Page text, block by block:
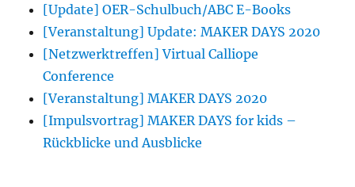
der
TU
[Update] OER-Schulbuch/ABC E-Books
[Veranstaltung] Update: MAKER DAYS 2020
[Netzwerktreffen] Virtual Calliope
Conference
[Veranstaltung] MAKER DAYS 2020
[Impulsvortrag] MAKER DAYS for kids –
Rückblicke und Ausblicke